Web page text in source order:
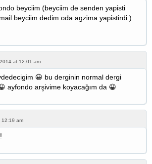
beyciim (beyciim de senden yapisti
beyciim dedim oda agzima yapistirdi ) .
at 12:01 am
😀 bu derginin normal dergi
ayfondo arşivime koyacağım da 😀
12:19 am